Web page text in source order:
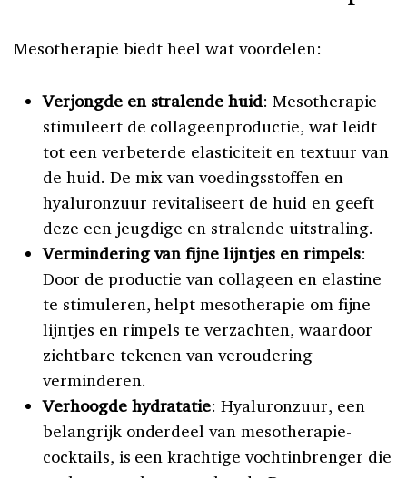
Mesotherapie biedt heel wat voordelen:
Verjongde en stralende huid: Mesotherapie
stimuleert de collageenproductie, wat leidt
tot een verbeterde elasticiteit en textuur van
de huid. De mix van voedingsstoffen en
hyaluronzuur revitaliseert de huid en geeft
deze een jeugdige en stralende uitstraling.
Vermindering van fijne lijntjes en rimpels:
Door de productie van collageen en elastine
te stimuleren, helpt mesotherapie om fijne
lijntjes en rimpels te verzachten, waardoor
zichtbare tekenen van veroudering
verminderen.
Verhoogde hydratatie: Hyaluronzuur, een
belangrijk onderdeel van mesotherapie-
cocktails, is een krachtige vochtinbrenger die